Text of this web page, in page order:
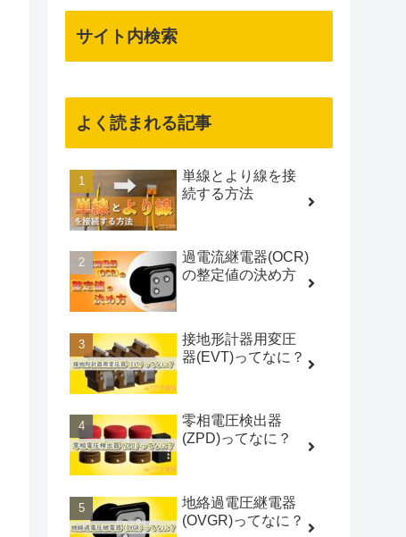
サイト内検索
よく読まれる記事
単線とより線を接
続する方法
過電流継電器(OCR)
の整定値の決め方
接地形計器用変圧
器(EVT)ってなに？
零相電圧検出器
(ZPD)ってなに？
地絡過電圧継電器
(OVGR)ってなに？